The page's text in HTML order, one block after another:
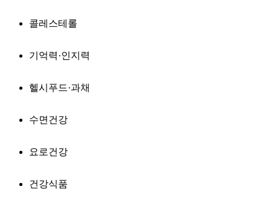
콜레스테롤
기억력·인지력
헬시푸드·과채
수면건강
요로건강
건강식품